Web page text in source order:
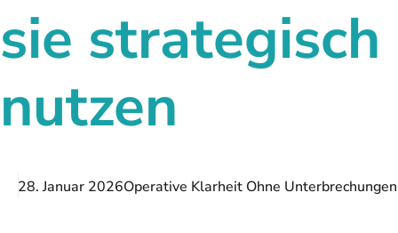
sie strategisch
nutzen
28. Januar 2026Operative Klarheit Ohne Unterbrechungen